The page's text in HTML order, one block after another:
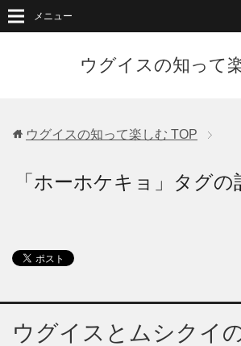
ウグイスの知って
メニュー
ウグイスの知って楽しむ TOP
「ホーホケキョ」タグの
ウグイスとムシクイ